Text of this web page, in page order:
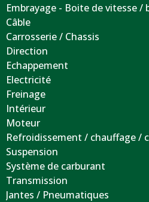
Embrayage - Boite de vitesse
Câble
Carrosserie / Chassis
Direction
Echappement
Electricité
Freinage
Intérieur
Moteur
Refroidissement / chauffage /
Suspension
Système de carburant
Transmission
Jantes / Pneumatiques